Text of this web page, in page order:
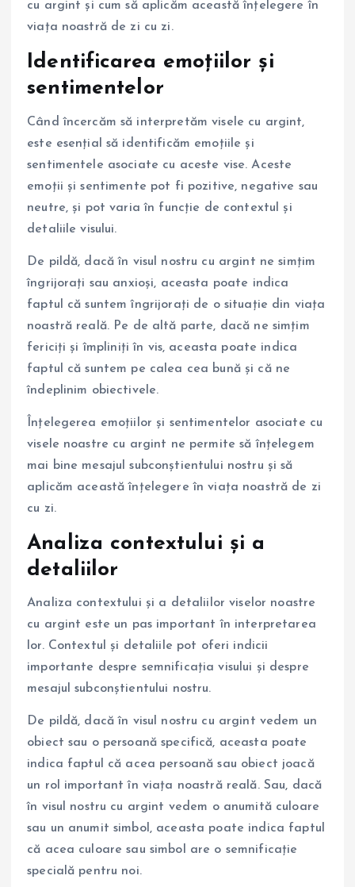
cu argint și cum să aplicăm această înțelegere în
viața noastră de zi cu zi.
Identificarea emoțiilor și
sentimentelor
Când încercăm să interpretăm visele cu argint,
este esențial să identificăm emoțiile și
sentimentele asociate cu aceste vise. Aceste
emoții și sentimente pot fi pozitive, negative sau
neutre, și pot varia în funcție de contextul și
detaliile visului.
De pildă, dacă în visul nostru cu argint ne simțim
îngrijorați sau anxioși, aceasta poate indica
faptul că suntem îngrijorați de o situație din viața
noastră reală. Pe de altă parte, dacă ne simțim
fericiți și împliniți în vis, aceasta poate indica
faptul că suntem pe calea cea bună și că ne
îndeplinim obiectivele.
Înțelegerea emoțiilor și sentimentelor asociate cu
visele noastre cu argint ne permite să înțelegem
mai bine mesajul subconștientului nostru și să
aplicăm această înțelegere în viața noastră de zi
cu zi.
Analiza contextului și a
detaliilor
Analiza contextului și a detaliilor viselor noastre
cu argint este un pas important în interpretarea
lor. Contextul și detaliile pot oferi indicii
importante despre semnificația visului și despre
mesajul subconștientului nostru.
De pildă, dacă în visul nostru cu argint vedem un
obiect sau o persoană specifică, aceasta poate
indica faptul că acea persoană sau obiect joacă
un rol important în viața noastră reală. Sau, dacă
în visul nostru cu argint vedem o anumită culoare
sau un anumit simbol, aceasta poate indica faptul
că acea culoare sau simbol are o semnificație
specială pentru noi.